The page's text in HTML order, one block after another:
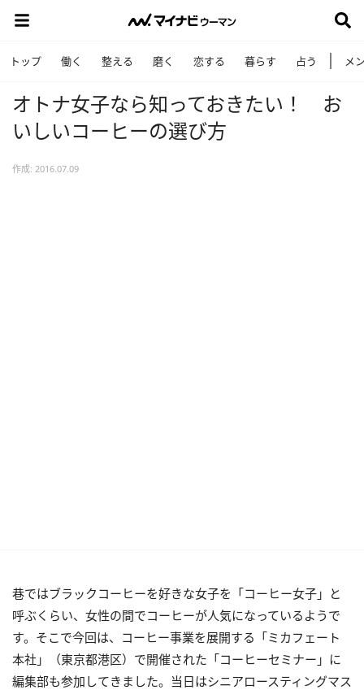
トップ 働く 整える 磨く 恋する 暮らす 占う メ
オトナ女子なら知っておきたい！ お
いしいコーヒーの選び方
作成: 2016.07.09
巷ではブラックコーヒーを好きな女子を「コーヒー女子」と
呼ぶくらい、女性の間でコーヒーが人気になっているようで
す。そこで今回は、コーヒー事業を展開する「ミカフェート
本社」（東京都港区）で開催された「コーヒーセミナー」に
編集部も参加してきました。当日はシニアロースティングマス